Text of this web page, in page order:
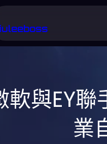
軟與EY
業